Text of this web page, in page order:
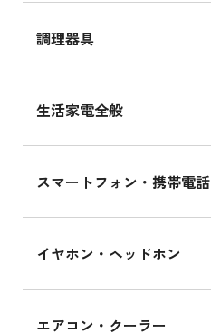
調理器具
生活家電全般
スマートフォン・携帯電話
イヤホン・ヘッドホン
エアコン・クーラー